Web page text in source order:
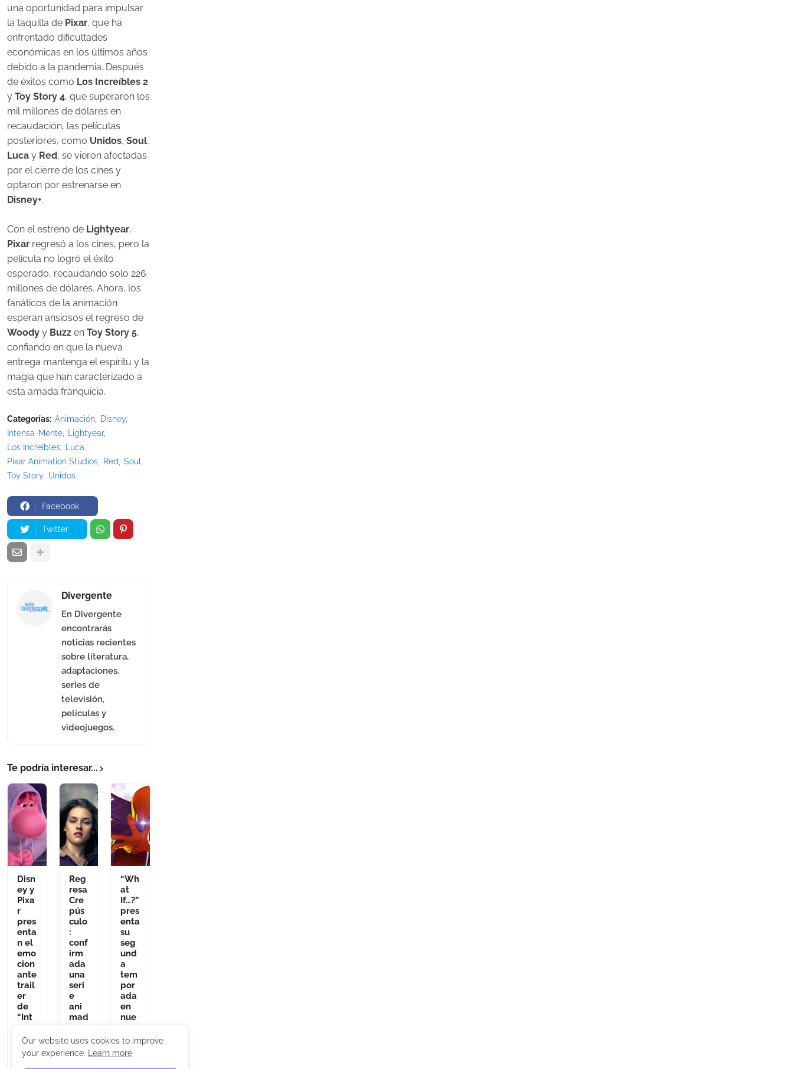
una oportunidad para impulsar
la taquilla de Pixar, que ha
enfrentado dificultades
económicas en los últimos años
debido a la pandemia. Después
de éxitos como Los Increíbles 2
y Toy Story 4, que superaron los
mil millones de dólares en
recaudación, las películas
posteriores, como Unidos, Soul,
Luca y Red, se vieron afectadas
por el cierre de los cines y
optaron por estrenarse en
Disney+.
Con el estreno de Lightyear,
Pixar regresó a los cines, pero la
película no logró el éxito
esperado, recaudando solo 226
millones de dólares. Ahora, los
fanáticos de la animación
esperan ansiosos el regreso de
Woody y Buzz en Toy Story 5,
confiando en que la nueva
entrega mantenga el espíritu y la
magia que han caracterizado a
esta amada franquicia.
Categorías: Animación
Disney
Intensa-Mente
Lightyear
Los Increíbles
Luca
Pixar Animation Studios
Red
Soul
Toy Story
Unidos
Facebook
Twitter
Divergente
En Divergente
encontrarás
noticias recientes
sobre literatura,
adaptaciones,
series de
televisión,
películas y
videojuegos.
Te podría interesar...
Disn
ey y
Pixa
r
pres
enta
n el
emo
cion
ante
trail
er
de
“Int
aMe
nte
2”
Reg
resa
Cre
pús
culo
:
conf
irm
ada
una
seri
e
ani
mad
bas
ada
en
“Wh
at
If…?”
pres
enta
su
seg
und
a
tem
por
ada
en
nue
tráil
er
Our website uses cookies to improve
your experience.
Learn more